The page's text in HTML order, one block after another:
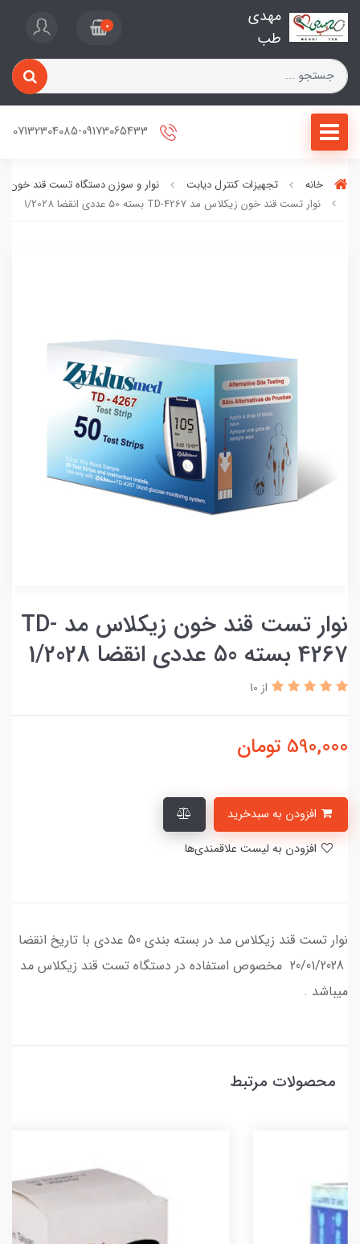
مهدی
طب
0
خانه تجهیزات کنترل دیابت
نوار و سوزن دستگاه تست قند خون
نوار تست قند خون زیکلاس مد TD-4267 بسته 50 عددی انقضا 1/2028
نوار تست قند خون زیکلاس مد TD-
4267 بسته 50 عددی انقضا 1/2028
از 10
590,000 تومان
نوار تست قند زیکلاس مد در بسته بندی 50 عددی با تاریخ انقضا
20/01/2028 مخصوص استفاده در دستگاه تست قند زیکلاس مد
میباشد .
محصولات مرتبط